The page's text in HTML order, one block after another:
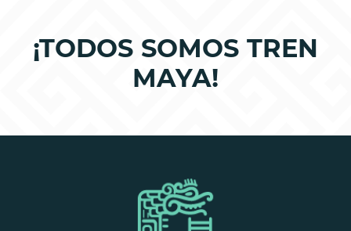
¡TODOS SOMOS TREN
MAYA!